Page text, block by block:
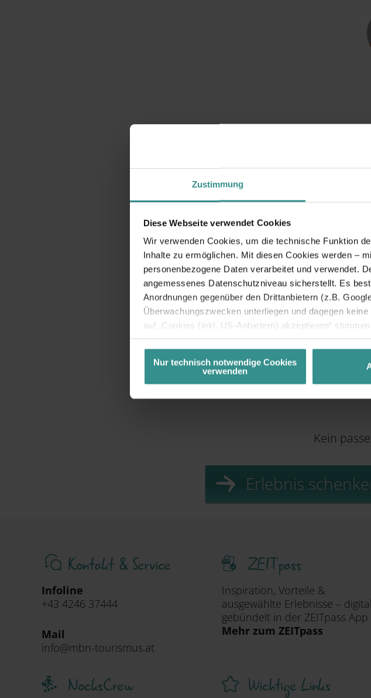
Zustimmung
Diese Webseite verwendet Cookies
Wir verwenden Cookies, um die technische Funktion
Inhalte zu ermöglichen. Mit diesen Cookies werden –
personenbezogene Daten verarbeitet und verwendet.
angemessenes Datenschutzniveau sicherstellt. Es
Anordnungen gegenüber den Drittanbietern (z.B.
Überwachungszwecken unterliegen und dagegen
auf „Cookies (inkl. US-Anbietern) akzeptieren“
Nur technisch notwendige Cookies
verwenden
Kein
Erlebnis
Kontakt & Service
Infoline
+43 4246 37444
Mail
info@mbn-tourismus.at
ZEITpass
Inspiration, Vorteile &
ausgewählte Erlebnisse – digital
gebündelt in der ZEITpass App
Mehr zum ZEITpass
NocksCrew Wichtige Links